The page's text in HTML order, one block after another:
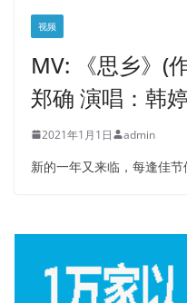
视频
MV: 《思乡》(
郑确 演唱：韩
2021年1月1日 admin
新的一年又来临，每逢佳